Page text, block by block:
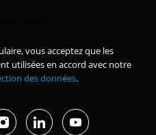
vous acceptez que les
utilisées en accord avec notre
des données.